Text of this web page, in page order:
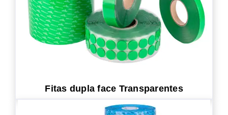
Fitas dupla face Transparentes